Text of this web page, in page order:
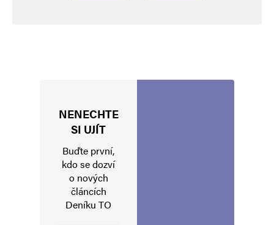
NENECHTE
SI UJÍT
Buďte první,
kdo se dozví
o nových
článcích
Deníku TO